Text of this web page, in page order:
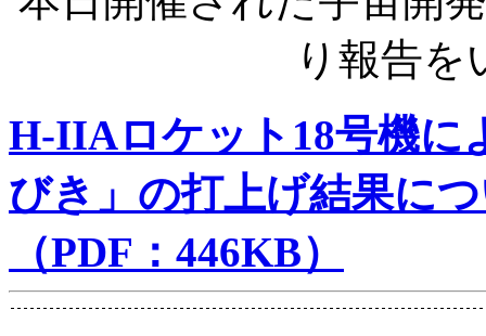
り報告を
H-IIAロケット18号機に
びき」の打上げ結果に
（PDF：446KB）